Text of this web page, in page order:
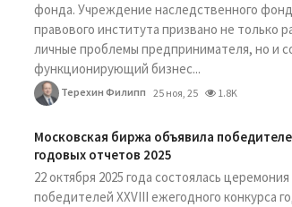
фонда. Учреждение наследственного
правового института призвано не только
личные проблемы предпринимателя, но и
функционирующий бизнес...
Терехин Филипп 25 ноя, 25 1.8K
Московская биржа объявила
годовых отчетов 2025
22 октября 2025 года состоялась
победителей XXVIII ежегодного конкурса